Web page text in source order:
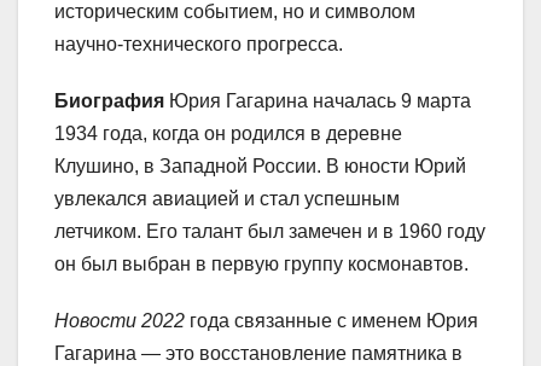
историческим событием, но и символом
научно-технического прогресса.
Биография Юрия Гагарина началась 9 марта
1934 года, когда он родился в деревне
Клушино, в Западной России. В юности Юрий
увлекался авиацией и стал успешным
летчиком. Его талант был замечен и в 1960 году
он был выбран в первую группу космонавтов.
Новости 2022 года связанные с именем Юрия
Гагарина — это восстановление памятника в